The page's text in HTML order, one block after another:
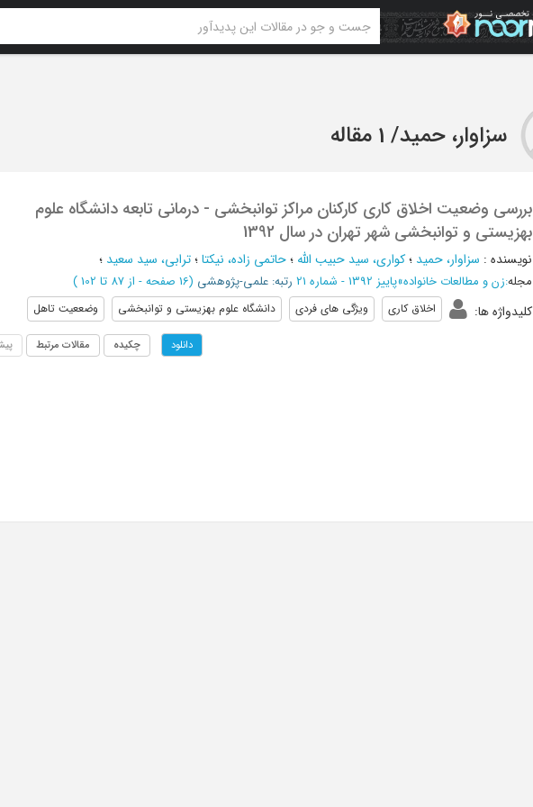
سزاوار، حمید/ 1 مقاله
بررسی وضعیت اخلاق کاری کارکنان مراکز توانبخشی - درمانی تابعه دانشگاه علوم
بهزیستی و توانبخشی شهر تهران در سال 1392
نویسنده : سزاوار، حمید ؛کواری، سید حبیب الله ؛حاتمی زاده، نیکتا؛ترابی، سید سعید ؛
مجله:زن و مطالعات خانواده»پاییز 1392 - شماره 21 رتبه: علمی-پژوهشی (‎16 صفحه - از 87 تا 102 )
کلیدواژه ها: اخلاق کاری ویژگی های فردی دانشگاه علوم بهزیستی و توانبخشی وضععیت تاهل
دانلود چکیده مقالات مرتبط